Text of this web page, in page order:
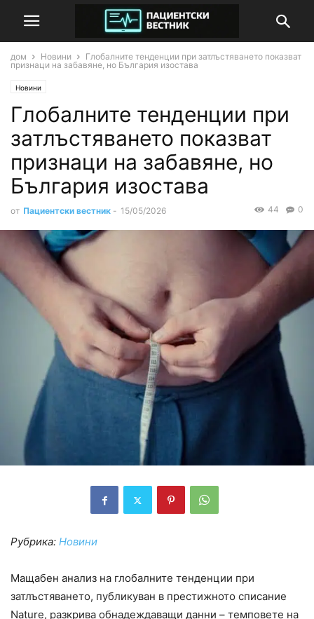
дом Новини
Глобалните тенденции при затлъстяването показват
признаци на забавяне, но България изостава
Новини
Глобалните тенденции при
затлъстяването показват
признаци на забавяне, но
България изостава
от Пациентски вестник - 15/05/2026 0
44
Рубрика: Новини
Мащабен анализ на глобалните тенденции при
затлъстяването, публикуван в престижното списание
Nature, разкрива обнадеждаващи данни – темповете на